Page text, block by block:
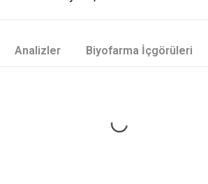
Analizler Biyofarma İçgörüleri
Loading...